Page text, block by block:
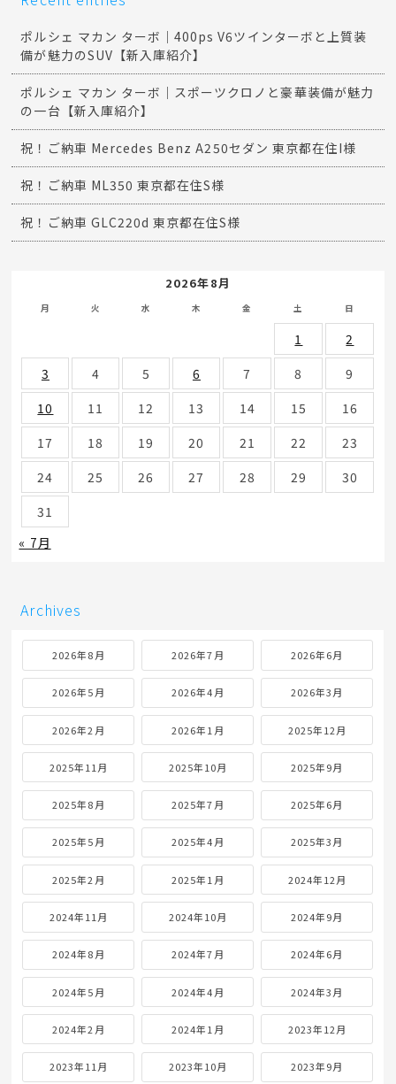
ポルシェ マカン ターボ｜400ps V6ツインターボと上質装
備が魅力のSUV【新入庫紹介】
ポルシェ マカン ターボ｜スポーツクロノと豪華装備が魅力
の一台【新入庫紹介】
祝！ご納車 Mercedes Benz A250セダン 東京都在住I様
祝！ご納車 ML350 東京都在住S様
祝！ご納車 GLC220d 東京都在住S様
2026年8月
月 火 水 木 金 土 日
1
2
3
4 5 6 7 8
9
10
11 12 13 14 15
16
17
18 19 20 21 22
23
24
25 26 27 28 29
30
31
« 7月
Archives
2026年8月 2026年7月 2026年6月
2026年5月 2026年4月 2026年3月
2026年2月 2026年1月 2025年12月
2025年11月 2025年10月 2025年9月
2025年8月 2025年7月 2025年6月
2025年5月 2025年4月 2025年3月
2025年2月 2025年1月 2024年12月
2024年11月 2024年10月 2024年9月
2024年8月 2024年7月 2024年6月
2024年5月 2024年4月 2024年3月
2024年2月 2024年1月 2023年12月
2023年11月 2023年10月 2023年9月